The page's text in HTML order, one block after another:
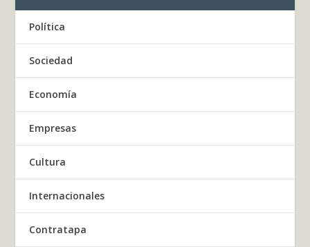
Política
Sociedad
Economía
Empresas
Cultura
Internacionales
Contratapa